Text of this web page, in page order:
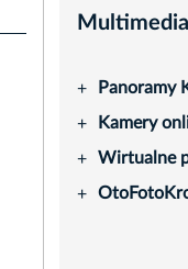
Multimedia
+ Panoramy
+ Kamery
+ Wirtualne
+